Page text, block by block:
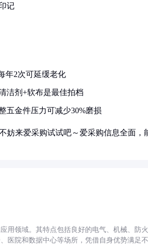
记
年2次可延缓老化
洁剂+软布是最佳拍档
五金件压力可减少30%磨损
妨来爱采购试试吧～爱采购信息全面，
用领域。其特点包括良好的电气、机械、防
医院和数据中心等场所，凭借自身优势满足